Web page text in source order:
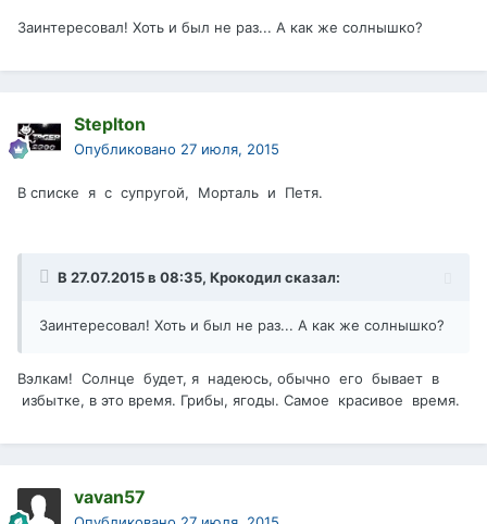
Заинтересовал! Хоть и был не раз... А как же солнышко?
Steplton
Опубликовано 27 июля, 2015
В списке я с супругой, Морталь и Петя.
В 27.07.2015 в 08:35, Крокодил сказал:
Заинтересовал! Хоть и был не раз... А как же солнышко?
Вэлкам! Солнце будет, я надеюсь, обычно его бывает в
избытке, в это время. Грибы, ягоды. Самое красивое время.
vavan57